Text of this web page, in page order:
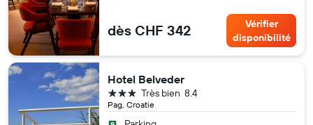
dès CHF 342
Vérifier
disponibilité
Hotel Belveder
Pag, Croatie
8.4
Très bien
3 étoiles